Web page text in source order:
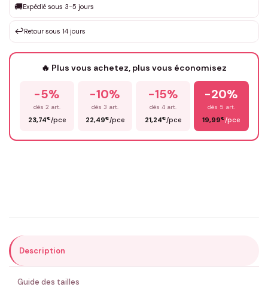
Votre texte / idée*
Prénom*
ENVOYER MA DEMANDE ✨
🚚Expédié sous 3-5 jours
↩️Retour sous 14 jours
🔥 Plus vous achetez, plus vous économisez
-5%
dès 2 art.
23,74€/pce
-10%
dès 3 art.
22,49€/pce
-15%
dès 4 art.
21,24€/pce
-20%
dès 5 art.
19,99€/pce
Description
Guide des tailles